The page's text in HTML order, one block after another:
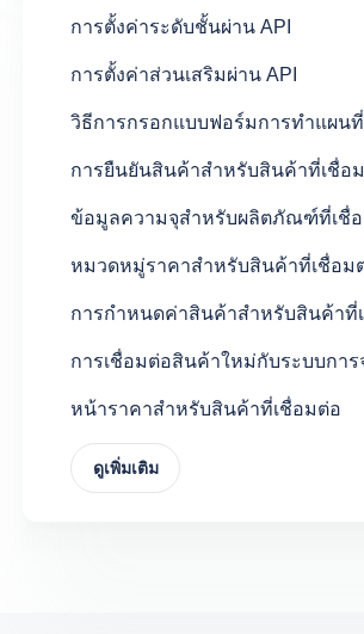
การตั้งค่าระดับชั้นผ่าน API
การตั้งค่าส่วนเสริมผ่าน API
วิธีการกรอกแบบฟอร์มการทำแผน
การยืนยันสินค้าสำหรับสินค้าที่เชื่อ
ข้อมูลความจุสำหรับผลิตภัณฑ์ที่เชื่
หมวดหมู่ราคาสำหรับสินค้าที่เชื่อม
การกำหนดค่าสินค้าสำหรับสินค้าที่
การเชื่อมต่อสินค้าใหม่กับระบบกา
หน้าราคาสำหรับสินค้าที่เชื่อมต่อ
ดูเพิ่มเติม